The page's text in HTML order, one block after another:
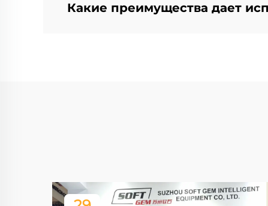
Какие преимущества дает